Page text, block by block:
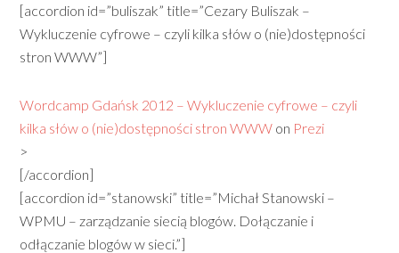
[accordion id=”buliszak” title=”Cezary Buliszak –
Wykluczenie cyfrowe – czyli kilka słów o (nie)dostępności
stron WWW”]
Wordcamp Gdańsk 2012 – Wykluczenie cyfrowe – czyli
kilka słów o (nie)dostępności stron WWW on Prezi
>
[/accordion]
[accordion id=”stanowski” title=”Michał Stanowski –
WPMU – zarządzanie siecią blogów. Dołączanie i
odłączanie blogów w sieci.”]